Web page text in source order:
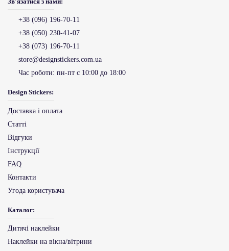
+38 (096) 196-70-11
+38 (050) 230-41-07
+38 (073) 196-70-11
store@designstickers.com.ua
Час роботи: пн-пт с 10:00 до 18:00
Design Stickers:
Доставка і оплата
Статті
Відгуки
Інструкції
FAQ
Контакти
Угода користувача
Каталог:
Дитячі наклейки
Наклейки на вікна/вітрини